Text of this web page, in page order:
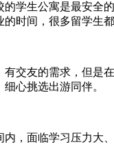
生公寓是最安全的
时间，很多留学生
友的需求，但是在
心挑选出游同伴。
面临学习压力大、